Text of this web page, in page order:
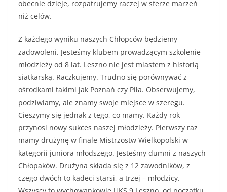
obecnie dzieje, rozpatrujemy raczej w sferze marzeń
niż celów.
Z każdego wyniku naszych Chłopców będziemy
zadowoleni. Jesteśmy klubem prowadzącym szkolenie
młodzieży od 8 lat. Leszno nie jest miastem z historią
siatkarską. Raczkujemy. Trudno się porównywać z
ośrodkami takimi jak Poznań czy Piła. Obserwujemy,
podziwiamy, ale znamy swoje miejsce w szeregu.
Cieszymy się jednak z tego, co mamy. Każdy rok
przynosi nowy sukces naszej młodzieży. Pierwszy raz
mamy drużynę w finale Mistrzostw Wielkopolski w
kategorii juniora młodszego. Jesteśmy dumni z naszych
Chłopaków. Drużyna składa się z 12 zawodników, z
czego dwóch to kadeci starsi, a trzej – młodzicy.